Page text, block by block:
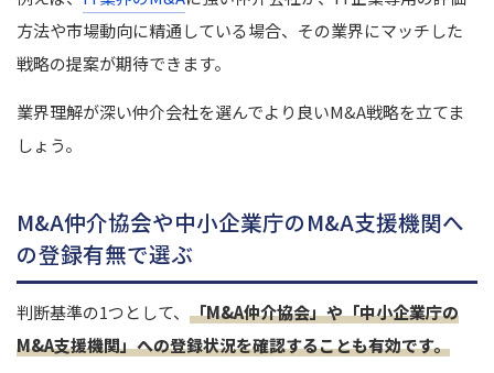
方法や市場動向に精通している場合、その業界にマッチした
戦略の提案が期待できます。
業界理解が深い仲介会社を選んでより良いM&A戦略を立てま
しょう。
M&A仲介協会や中小企業庁のM&A支援機関へ
の登録有無で選ぶ
判断基準の1つとして、 「M&A仲介協会」や「中小企業庁の
M&A支援機関」への登録状況を確認することも有効です。